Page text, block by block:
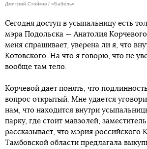
Дмитрий Стойков / «Бабель»
Сегодня доступ в усыпальницу есть
мэра Подольска — Анатолия
меня спрашивает, уверена ли я, что
Котовского. На что я говорю, что не
вообще там тело.
Корчевой дает понять, что
вопрос открытый. Мне удается
нам, что находится внутри
парку, где стоит мавзолей,
рассказывает, что мэрия российского
Тамбовской области предлагала